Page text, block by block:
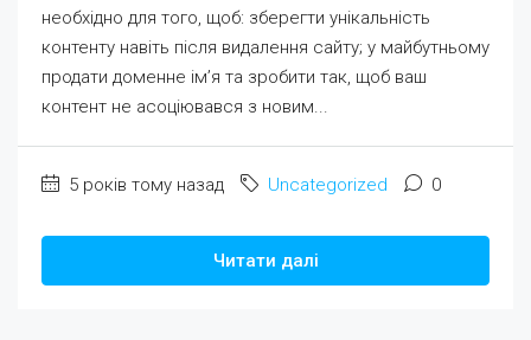
необхідно для того, щоб: зберегти унікальність
контенту навіть після видалення сайту; у майбутньому
продати доменне ім’я та зробити так, щоб ваш
контент не асоціювався з новим...
5 років тому назад Uncategorized 0
Читати далі